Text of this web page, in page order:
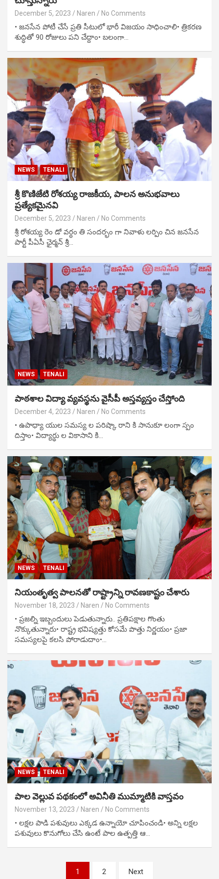
December 5, 2023 Naren No Comments
• జనసేన పోటీ చేసే ప్రతి సీటులో భారీ విజయం సాధించాలి• త్రికరణ
శుద్ధితో 90 రోజులు పని చేద్దాం• బలంగా…
NEWS TENALI
శ్రీ కొణిజేటి రోశయ్య రాజకీయ, పాలన అనుభవాలు
ప్రత్యేకమైనవి
December 5, 2023 Naren No Comments
శ్రీ రోశయ్య రెం డో వర్ధం తి సందర్భం గా నివాళు లర్పిం చిన జనసేన
పార్టీ పీఏసీ ఛైర్మన్ శ్రీ…
NEWS TENALI
పాఠశాల విద్యా వ్యవస్థను వైసీపీ అస్తవ్యస్తం చేస్తోంది
December 4, 2023 Naren No Comments
• ఉపాధ్యా యుల సమస్య ల పరిష్కా రాని కి సానుకూ లంగా స్పం
దిస్తాం• విద్యార్థు ల వికాసాని కి…
NEWS TENALI
నియంతృత్వ పాలనతో రాష్ట్రాన్ని రావణకాష్టం చేశారు
November 18, 2023 Naren No Comments
• ప్రజల్ని ఇబ్బందులు పెడుతున్నారు.. ప్రతిపక్షాల గొంతు
నొక్కుతున్నారు• రాష్ట్ర భవిష్యత్తు కోసమే పొత్తు నిర్ణయం• ప్రజా
సమస్యలపై కలసి పోరాడుదాం•…
NEWS TENALI
పాల వెల్లువ పథకంలో అవినీతి ముమ్మాటికి వాస్తవం
November 13, 2023 Naren No Comments
• లక్షల పాడి పశువులు ఎక్కడ ఉన్నాయో చూపించండి• అన్ని లక్షల
పశువులు కొనుగోలు చేసి ఉంటే పాల ఉత్పత్తి ఆ…
1 2 Next